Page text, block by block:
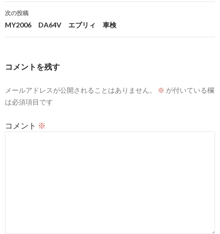
ナ
ビ
ョ
次の投稿
MY2006 DA64V エブリィ 車検
コメントを残す
メールアドレスが公開されることはありません。 ※ が付いている欄
は必須項目です
コメント ※